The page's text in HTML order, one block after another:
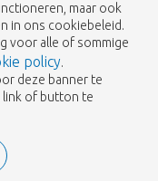
maar ook
in ons cookiebeleid.
voor alle of sommige
policy.
deze banner te
of button te